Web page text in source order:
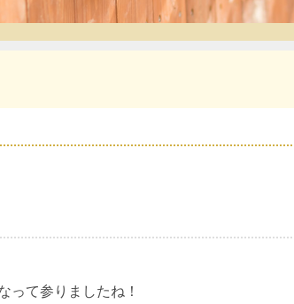
って参りましたね！